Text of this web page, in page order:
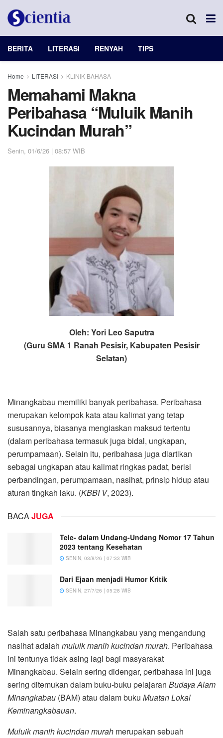
BERITA LITERASI RENYAH TIPS
Home LITERASI KLINIK BAHASA
Memahami Makna
Peribahasa “Muluik Manih
Kucindan Murah”
Senin, 01/6/26 | 08:57 WIB
Oleh: Yori Leo Saputra
(Guru SMA 1 Ranah Pesisir, Kabupaten Pesisir
Selatan)
Minangkabau memiliki banyak peribahasa. Peribahasa
merupakan kelompok kata atau kalimat yang tetap
sususannya, biasanya mengiaskan maksud tertentu
(dalam peribahasa termasuk juga bidal, ungkapan,
perumpamaan). Selain itu, peribahasa juga diartikan
sebagai ungkapan atau kalimat ringkas padat, berisi
perbandingan, perumpamaan, nasihat, prinsip hidup atau
aturan tingkah laku. (KBBI V, 2023).
BACAJUGA
Tele- dalam Undang-Undang Nomor 17 Tahun
2023 tentang Kesehatan
SENIN, 03/8/26 | 07:33 WIB
Dari Ejaan menjadi Humor Kritik
SENIN, 27/7/26 | 05:28 WIB
Salah satu peribahasa Minangkabau yang mengandung
nasihat adalah muluik manih kucindan murah. Peribahasa
ini tentunya tidak asing lagi bagi masyarakat
Minangkabau. Selain sering didengar, peribahasa ini juga
sering ditemukan dalam buku-buku pelajaran Budaya Alam
Minangkabau (BAM) atau dalam buku Muatan Lokal
Keminangkabauan.
Muluik manih kucindan murah merupakan sebuah